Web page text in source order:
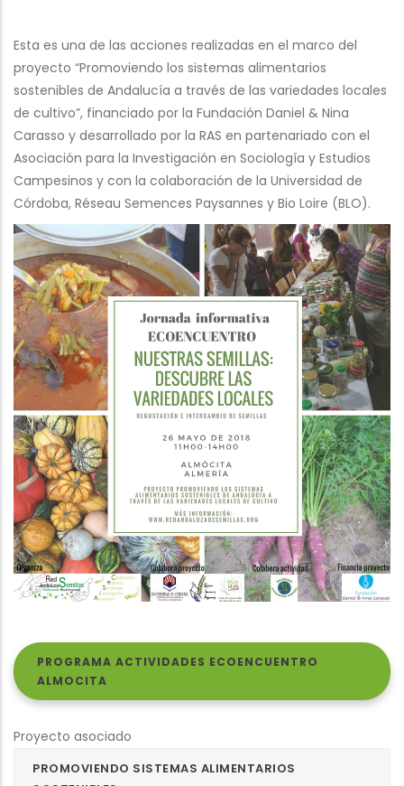
Esta es una de las acciones realizadas en el marco del
proyecto “Promoviendo los sistemas alimentarios
sostenibles de Andalucía a través de las variedades locales
de cultivo”, financiado por la Fundación Daniel & Nina
Carasso y desarrollado por la RAS en partenariado con el
Asociación para la Investigación en Sociología y Estudios
Campesinos y con la colaboración de la Universidad de
Córdoba, Réseau Semences Paysannes y Bio Loire (BLO).
PROGRAMA ACTIVIDADES ECOENCUENTRO
ALMOCITA
Proyecto asociado
PROMOVIENDO SISTEMAS ALIMENTARIOS